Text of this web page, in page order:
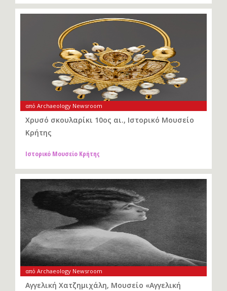
από Archaeology Newsroom
Χρυσό σκουλαρίκι 10ος αι., Ιστορικό Μουσείο
Κρήτης
Ιστορικό Μουσείο Κρήτης
από Archaeology Newsroom
Αγγελική Χατζημιχάλη, Μουσείο «Αγγελική